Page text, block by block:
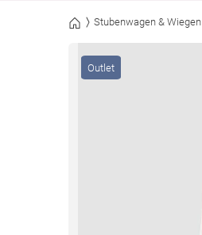
Stubenwagen & Wiegen
Outlet